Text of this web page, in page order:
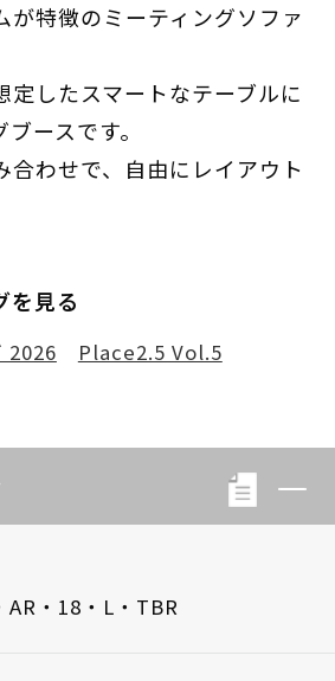
が特徴のミーティングソファ
定したスマートなテーブルに
ースです。
合わせで、自由にレイアウト
を見る
2026 Place2.5 Vol.5
・18・L・TBR